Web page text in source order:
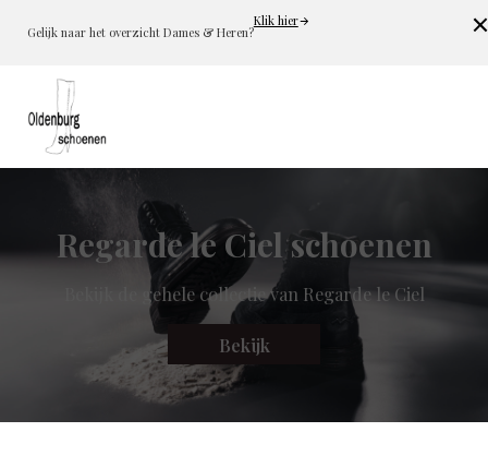
Gelijk naar het overzicht Dames & Heren?
Klik hier
Regarde le Ciel schoenen
Bekijk de gehele collectie van Regarde le Ciel
Bekijk